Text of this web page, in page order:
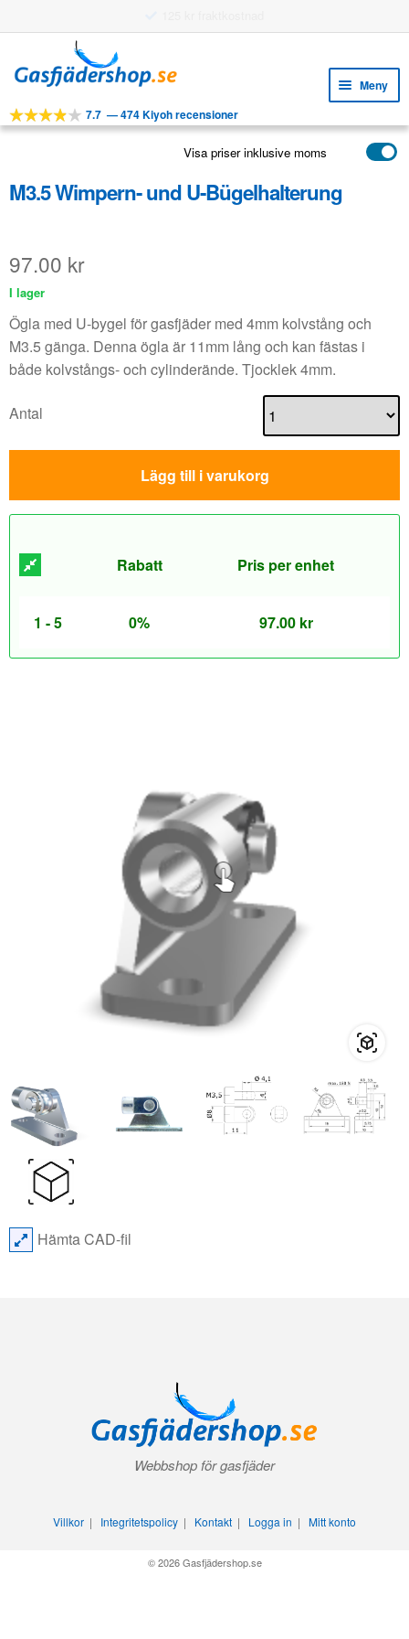
till
navigering
till
innehåll
Meny
VERKTYG
APPLIKATIONER
VANLIGA FRÅGOR
7.7 —474 Kiyoh recensioner
Visa priser inklusive moms
M3.5 Wimpern- und U-Bügelhalterung
97.00 kr
I lager
Ögla med U-bygel för gasfjäder med 4mm kolvstång och
M3.5 gänga. Denna ögla är 11mm lång och kan fästas i
både kolvstångs- och cylinderände. Tjocklek 4mm.
Antal
Lägg till i varukorg
Rabatt Pris per enhet
1 - 5 0% 97.00 kr
Hämta CAD-fil
Webbshop för gasfjäder
Villkor | Integritetspolicy | Kontakt | Logga in | Mitt konto
© 2026 Gasfjädershop.se